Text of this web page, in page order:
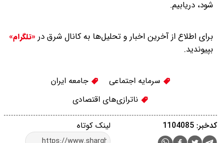
شود، دریابیم.
برای اطلاع از آخرین اخبار و تحلیل‌ها به کانال شرق در «تلگرام»
بپیوندید.
سرمایه اجتماعی
جامعه ایران
ناترازی‌های اقتصادی
لینک کوتاه کدخبر: 1104085